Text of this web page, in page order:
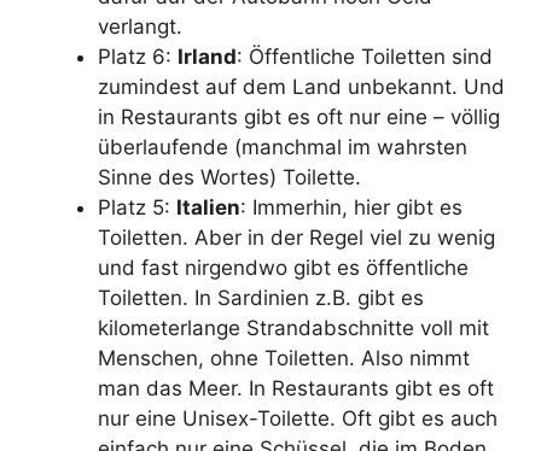
verlangt.
Platz 6: Irland: Öffentliche Toiletten sind
zumindest auf dem Land unbekannt. Und
in Restaurants gibt es oft nur eine – völlig
überlaufende (manchmal im wahrsten
Sinne des Wortes) Toilette.
Platz 5: Italien: Immerhin, hier gibt es
Toiletten. Aber in der Regel viel zu wenig
und fast nirgendwo gibt es öffentliche
Toiletten. In Sardinien z.B. gibt es
kilometerlange Strandabschnitte voll mit
Menschen, ohne Toiletten. Also nimmt
man das Meer. In Restaurants gibt es oft
nur eine Unisex-Toilette. Oft gibt es auch